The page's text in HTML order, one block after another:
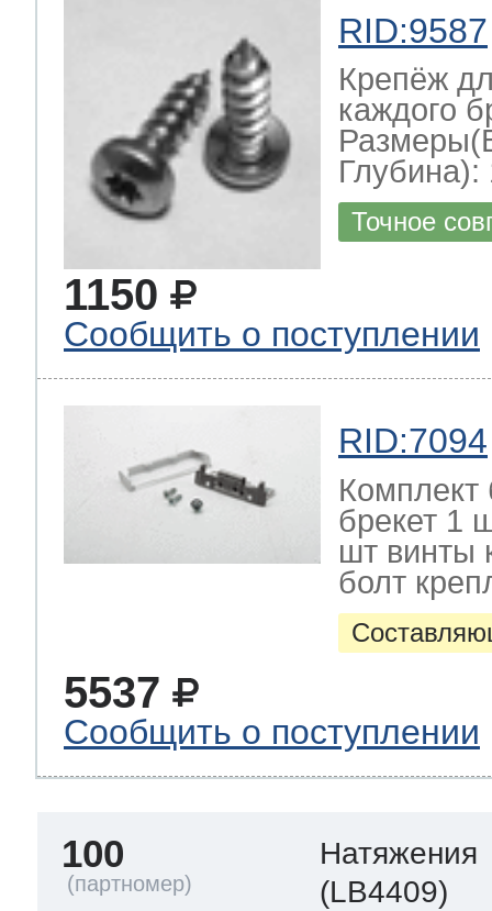
RID:9587
Крепёж
каждого
Глубина):
Точное
1150
Сообщить о поступлении
RID:7094
Комплект
брекет 1
шт винты
болт
5537
Сообщить о поступлении
100
Натяжения
(LB4409)